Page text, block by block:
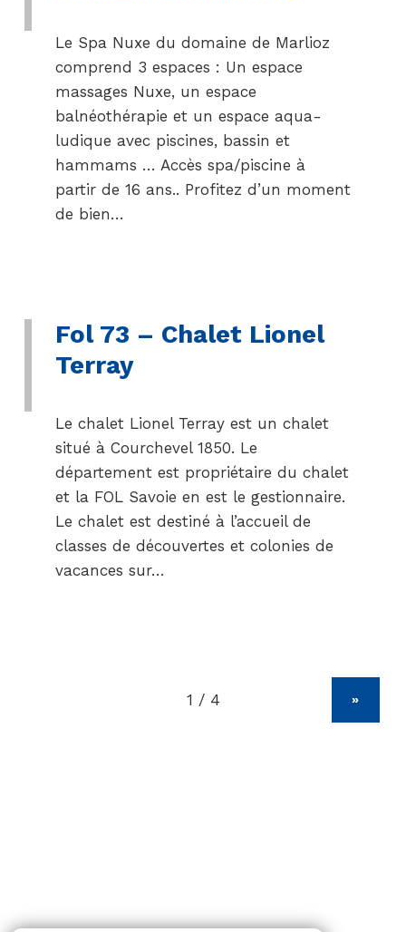
Le Spa Nuxe du domaine de Marlioz
comprend 3 espaces : Un espace
massages Nuxe, un espace
balnéothérapie et un espace aqua-
ludique avec piscines, bassin et
hammams … Accès spa/piscine à
partir de 16 ans.. Profitez d’un moment
de bien…
Fol 73 – Chalet Lionel
Terray
Le chalet Lionel Terray est un chalet
situé à Courchevel 1850. Le
département est propriétaire du chalet
et la FOL Savoie en est le gestionnaire.
Le chalet est destiné à l’accueil de
classes de découvertes et colonies de
vacances sur…
»